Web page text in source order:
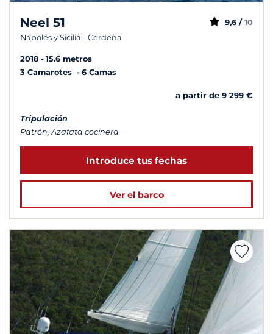
Neel 51
Nápoles y Sicilia - Cerdeña
9,6 / 10
2018
15.6 metros
3 Camarotes
6 Camas
a partir de 9 299 €
Tripulación
Patrón, Azafata cocinera
Introduce tus fechas
Ver el barco